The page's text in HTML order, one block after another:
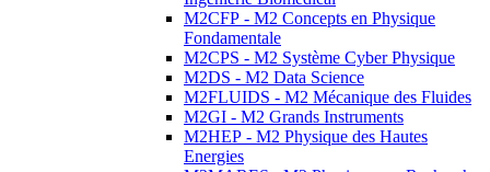
M2CFP - M2 Concepts en Physique
Fondamentale
M2CPS - M2 Système Cyber Physique
M2DS - M2 Data Science
M2FLUIDS - M2 Mécanique des Fluides
M2GI - M2 Grands Instruments
M2HEP - M2 Physique des Hautes
Energies